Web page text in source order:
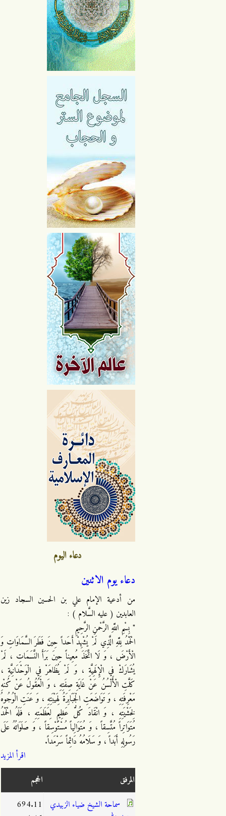
دعاء اليوم
دعاء يوم الاثنين
من أدعية الإمام علي بن الحسين السجاد زين
العابدين ( عليه السَّلام ) :
" بِسْمِ اللَّهِ الرَّحْمنِ الرَّحِيمِ
الْحَمْدُ لِلَّهِ الَّذِي لَمْ يُشْهِدْ أَحَداً حِينَ فَطَرَ السَّمَاوَاتِ وَ
الْأَرْضَ ، وَ لَا اتَّخَذَ مُعِيناً حِينَ بَرَأَ النَّسَمَاتِ ، لَمْ
يُشَارَكْ فِي الْإِلَهِيَّةِ ، وَ لَمْ يُظَاهَرْ فِي الْوَحْدَانِيَّةِ ،
كَلَّتِ الْأَلْسُنُ عَنْ غَايَةِ صِفَتِهِ ، وَ الْعُقُولُ عَنْ كُنْهِ
مَعْرِفَتِهِ ، وَ تَوَاضَعَتِ الْجَبَابِرَةُ لِهَيْبَتِهِ ، وَ عَنَتِ الْوُجُوهُ
لِخَشْيَتِهِ ، وَ انْقَادَ كُلُّ عَظِيمٍ لِعَظَمَتِهِ ، فَلَهُ الْحَمْدُ
مُتَوَاتِراً مُتَّسِقاً ، وَ مُتَوَالِياً مُسْتَوْسِقاً ، وَ صَلَوَاتُهُ عَلَى
رَسُولِهِ أَبَداً ، وَ سَلَامُهُ دَائِماً سَرْمَداً.
اقرأ المزيد
المرفق
الحجم
سماحة الشيخ ضياء الزبيدي
694.11